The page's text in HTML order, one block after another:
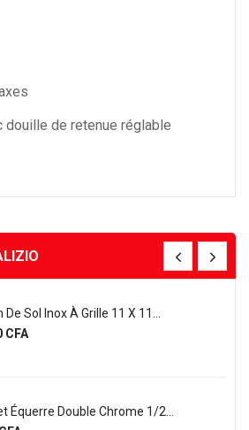
douille de retenue réglable
De Sol Inox À Grille 11 X 11...
CFA
Équerre Double Chrome 1/2...